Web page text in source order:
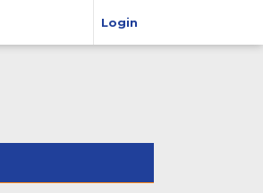
Login